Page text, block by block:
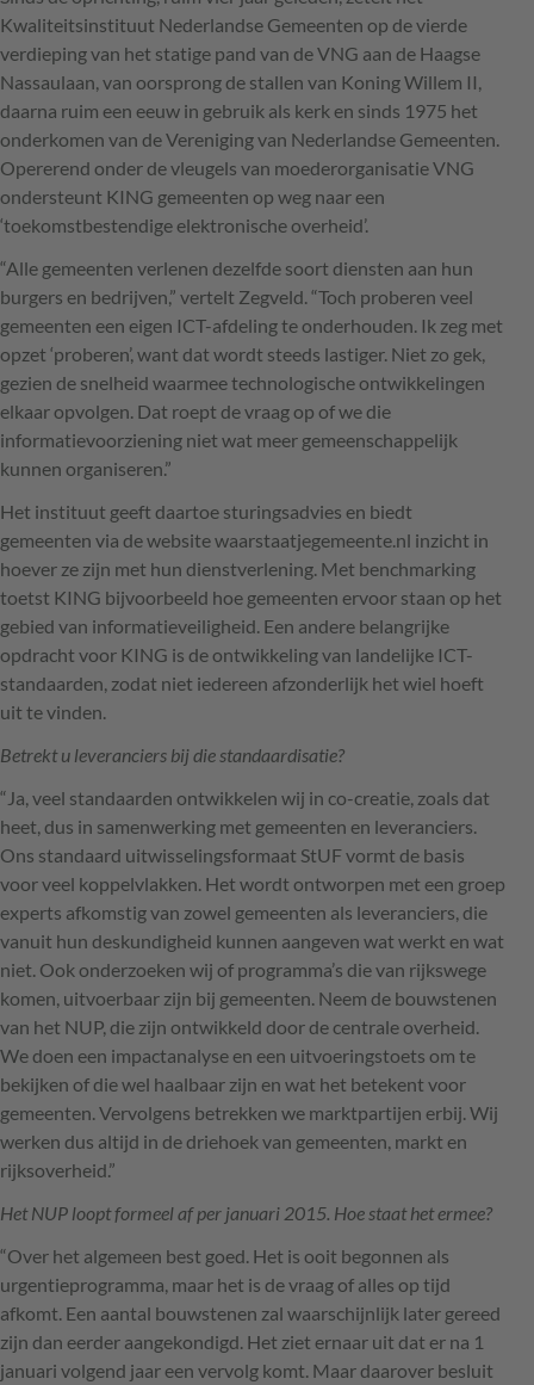
Kwaliteitsinstituut Nederlandse Gemeenten op de vierde
verdieping van het statige pand van deVNG aan de Haagse
Nassaulaan, van oorsprong de stallen van Koning Willem II,
daarna ruim een eeuw in gebruik als kerk en sinds 1975 het
onderkomen van de Vereniging van Nederlandse Gemeenten.
Opererend onder de vleugels van moederorganisatieVNG
ondersteunt KING gemeenten op weg naar een
‘toekomstbestendige elektronische overheid’.
“Alle gemeenten verlenen dezelfde soort diensten aan hun
burgers en bedrijven,” vertelt Zegveld. “Toch proberen veel
gemeenten een eigen ICT-afdeling te onderhouden. Ik zeg met
opzet ‘proberen’, want dat wordt steeds lastiger. Niet zo gek,
gezien de snelheid waarmee technologische ontwikkelingen
elkaar opvolgen. Dat roept de vraag op of we die
informatievoorziening niet wat meer gemeenschappelijk
kunnen organiseren.”
Het instituut geeft daartoe sturingsadvies en biedt
gemeenten via de website waarstaatjegemeente.nl inzicht in
hoever ze zijn met hun dienstverlening. Met benchmarking
toetst KING bijvoorbeeld hoe gemeenten ervoor staan op het
gebied van informatieveiligheid. Een andere belangrijke
opdracht voor KING is de ontwikkeling van landelijke ICT-
standaarden, zodat niet iedereen afzonderlijk het wiel hoeft
uit te vinden.
Betrekt u leveranciers bij die standaardisatie?
“Ja, veel standaarden ontwikkelen wij in co-creatie, zoals dat
heet, dus in samenwerking met gemeenten en leveranciers.
Ons standaard uitwisselingsformaat StUF vormt de basis
voor veel koppelvlakken. Het wordt ontworpen met een groep
experts afkomstig van zowel gemeenten als leveranciers, die
vanuit hun deskundigheid kunnen aangeven wat werkt en wat
niet. Ook onderzoeken wij of programma’s die van rijkswege
komen, uitvoerbaar zijn bij gemeenten. Neem de bouwstenen
van het NUP, die zijn ontwikkeld door de centrale overheid.
We doen een impactanalyse en een uitvoeringstoets om te
bekijken of die wel haalbaar zijn en wat het betekent voor
gemeenten. Vervolgens betrekken we marktpartijen erbij. Wij
werken dus altijd in de driehoek van gemeenten, markt en
rijksoverheid.”
HetNUP loopt formeel af per januari 2015. Hoe staat het ermee?
“Over het algemeen best goed. Het is ooit begonnen als
urgentieprogramma, maar het is de vraag of alles op tijd
afkomt. Een aantal bouwstenen zal waarschijnlijk later gereed
zijn dan eerder aangekondigd. Het ziet ernaar uit dat er na 1
januari volgend jaar een vervolg komt. Maar daarover besluit